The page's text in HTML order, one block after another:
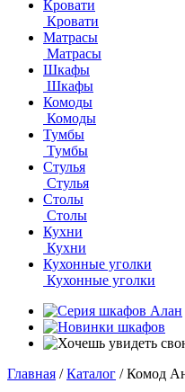
Кровати
Кровати
Матрасы
Матрасы
Шкафы
Шкафы
Комоды
Комоды
Тумбы
Тумбы
Стулья
Стулья
Столы
Столы
Кухни
Кухни
Кухонные уголки
Кухонные уголки
Главная / Каталог / Комод